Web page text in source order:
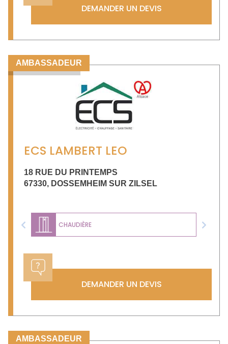
DEMANDER UN DEVIS
AMBASSADEUR
ECS LAMBERT LEO
18 RUE DU PRINTEMPS
67330, DOSSEMHEIM SUR ZILSEL
CHAUDIÈRE
Previous Next
DEMANDER UN DEVIS
AMBASSADEUR